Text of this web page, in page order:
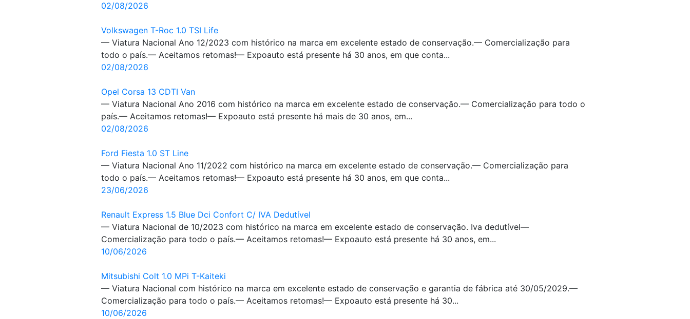
02/08/2026
Volkswagen T-Roc 1.0 TSI Life
— Viatura Nacional Ano 12/2023 com histórico na marca em excelente estado de conservação.— Comercialização para
todo o país.— Aceitamos retomas!— Expoauto está presente há 30 anos, em que conta...
02/08/2026
Opel Corsa 13 CDTI Van
— Viatura Nacional Ano 2016 com histórico na marca em excelente estado de conservação.— Comercialização para todo o
país.— Aceitamos retomas!— Expoauto está presente há mais de 30 anos, em...
02/08/2026
Ford Fiesta 1.0 ST Line
— Viatura Nacional Ano 11/2022 com histórico na marca em excelente estado de conservação.— Comercialização para
todo o país.— Aceitamos retomas!— Expoauto está presente há 30 anos, em que conta...
23/06/2026
Renault Express 1.5 Blue Dci Confort C/ IVA Dedutível
— Viatura Nacional de 10/2023 com histórico na marca em excelente estado de conservação. Iva dedutível—
Comercialização para todo o país.— Aceitamos retomas!— Expoauto está presente há 30 anos, em...
10/06/2026
Mitsubishi Colt 1.0 MPi T-Kaiteki
— Viatura Nacional com histórico na marca em excelente estado de conservação e garantia de fábrica até 30/05/2029.—
Comercialização para todo o país.— Aceitamos retomas!— Expoauto está presente há 30...
10/06/2026